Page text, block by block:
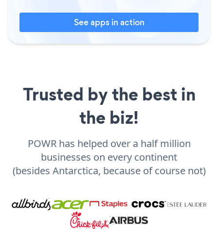
See apps in action
Trusted by the best in
the biz!
POWR has helped over a half million
businesses on every continent
(besides Antarctica, because of course not)